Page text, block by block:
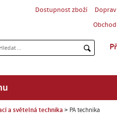
Dostupnost zboží
a světelná technika PA technika